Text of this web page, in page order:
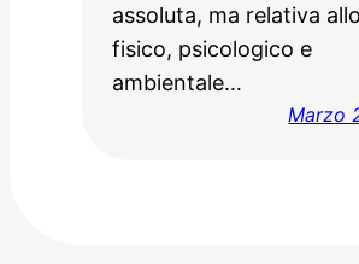
assoluta, ma relativa
fisico, psicologico e
ambientale…
Marzo